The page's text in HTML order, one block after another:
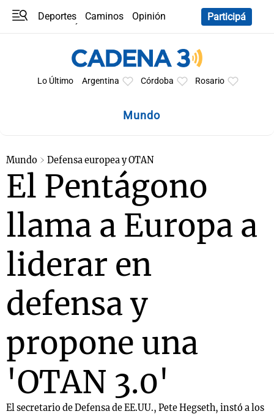
Deportes Caminos
Opinión
Participá
Lo Último Argentina Córdoba Rosario
Mundo
Mundo Defensa europea y OTAN
El Pentágono
llama a Europa a
liderar en
defensa y
propone una
'OTAN 3.0'
El secretario de Defensa de EE.UU., Pete Hegseth, instó a los